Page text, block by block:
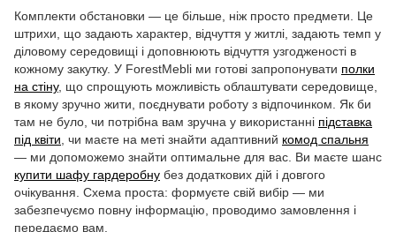
Комплекти обстановки — це більше, ніж просто предмети. Це
штрихи, що задають характер, відчуття у житлі, задають темп у
діловому середовищі і доповнюють відчуття узгодженості в
кожному закутку. У ForestMebli ми готові запропонувати полки
на стіну, що спрощують можливість облаштувати середовище,
в якому зручно жити, поєднувати роботу з відпочинком. Як би
там не було, чи потрібна вам зручна у використанні підставка
під квіти , чи маєте на меті знайти адаптивний комод спальня
— ми допоможемо знайти оптимальне для вас. Ви маєте шанс
купити шафу гардеробну без додаткових дій і довгого
очікування. Схема проста: формуєте свій вибір — ми
забезпечуємо повну інформацію, проводимо замовлення і
передаємо вам.